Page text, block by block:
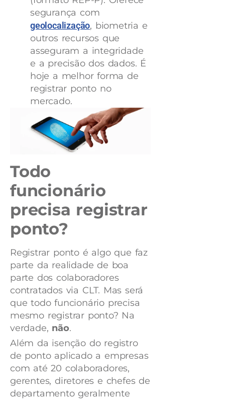
segurança com
geolocalização, biometria e
outros recursos que
asseguram a integridade
e a precisão dos dados. É
hoje a melhor forma de
registrar ponto no
mercado.
Todo
funcionário
precisa registrar
ponto?
Registrar ponto é algo que faz
parte da realidade de boa
parte dos colaboradores
contratados via CLT. Mas será
que todo funcionário precisa
mesmo registrar ponto? Na
verdade, não.
Além da isenção do registro
de ponto aplicado a empresas
com até 20 colaboradores,
gerentes, diretores e chefes de
departamento geralmente